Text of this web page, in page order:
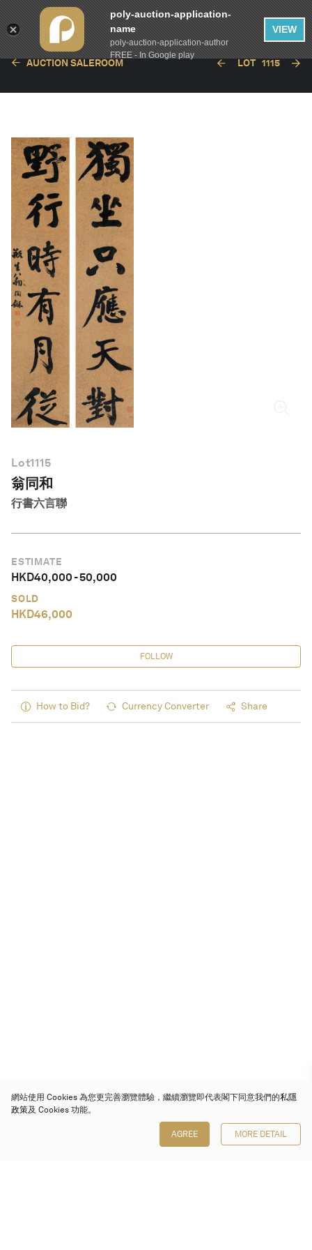
繁體中文
AUCTION SALEROOM LOT 1115
Lot1115
翁同和
行書六言聯
ESTIMATE
HKD40,000-50,000
SOLD
HKD46,000
FOLLOW
How to Bid? Currency Converter Share
網站使用 Cookies 為您更完善瀏覽體驗，繼續瀏覽即代表閣下同意我們的私隱
政策及 Cookies 功能。
AGREE MORE DETAIL
poly-auction-application-
name
poly-auction-application-author
FREE - In Google play
VIEW